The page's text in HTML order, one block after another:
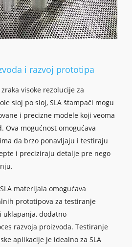
i razvoj prototipa
visoke rezolucije za
sloj po sloj, SLA štampači mogu
i precizne modele koji veoma
Ova mogućnost omogućava
da brzo ponavljaju i testiraju
i preciziraju detalje pre nego
materijala omogućava
prototipova za testiranje
uklapanja, dodatno
razvoja proizvoda. Testiranje
aplikacije je idealno za SLA